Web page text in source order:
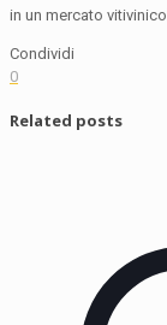
in un mercato
Condividi
0
Related posts